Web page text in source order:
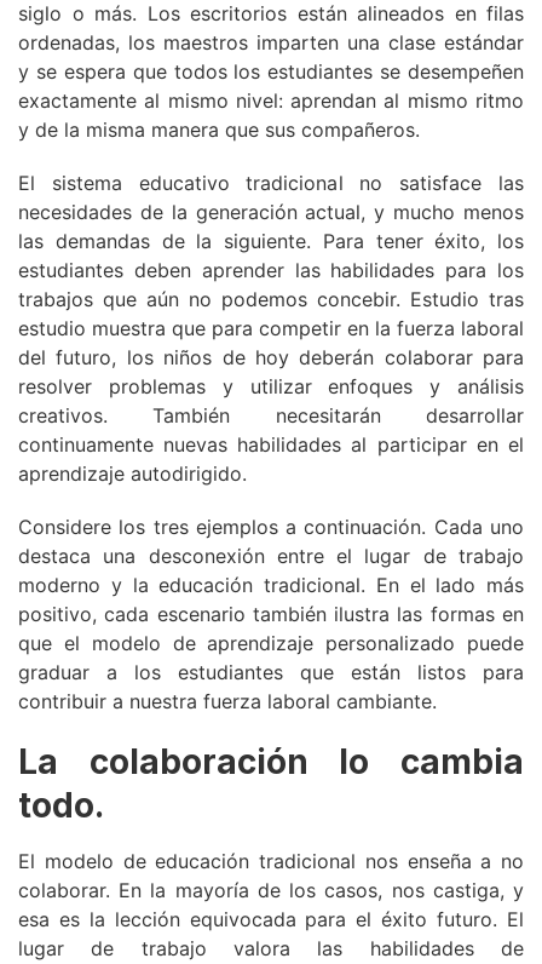
siglo o más. Los escritorios están alineados en filas
ordenadas, los maestros imparten una clase estándar
y se espera que todos los estudiantes se desempeñen
exactamente al mismo nivel: aprendan al mismo ritmo
y de la misma manera que sus compañeros.
El sistema educativo tradicional no satisface las
necesidades de la generación actual, y mucho menos
las demandas de la siguiente. Para tener éxito, los
estudiantes deben aprender las habilidades para los
trabajos que aún no podemos concebir. Estudio tras
estudio muestra que para competir en la fuerza laboral
del futuro, los niños de hoy deberán colaborar para
resolver problemas y utilizar enfoques y análisis
creativos. También necesitarán desarrollar
continuamente nuevas habilidades al participar en el
aprendizaje autodirigido.
Considere los tres ejemplos a continuación. Cada uno
destaca una desconexión entre el lugar de trabajo
moderno y la educación tradicional. En el lado más
positivo, cada escenario también ilustra las formas en
que el modelo de aprendizaje personalizado puede
graduar a los estudiantes que están listos para
contribuir a nuestra fuerza laboral cambiante.
La colaboración lo cambia
todo.
El modelo de educación tradicional nos enseña a no
colaborar. En la mayoría de los casos, nos castiga, y
esa es la lección equivocada para el éxito futuro. El
lugar de trabajo valora las habilidades de